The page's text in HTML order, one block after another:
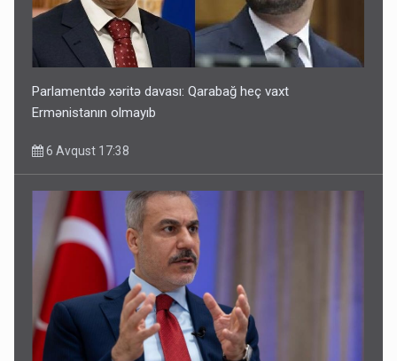
Parlamentdə xəritə davası: Qarabağ heç vaxt
Ermənistanın olmayıb
6 Avqust 17:38